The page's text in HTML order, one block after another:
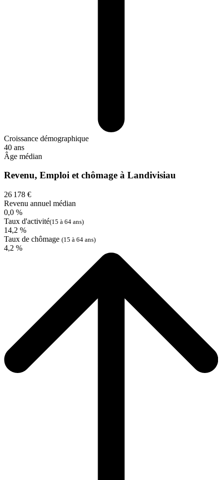
Croissance démographique
40 ans
Âge médian
Revenu, Emploi et chômage à Landivisiau
26 178 €
Revenu annuel médian
0,0 %
Taux d'activité(15 à 64 ans)
14,2 %
Taux de chômage (15 à 64 ans)
4,2 %